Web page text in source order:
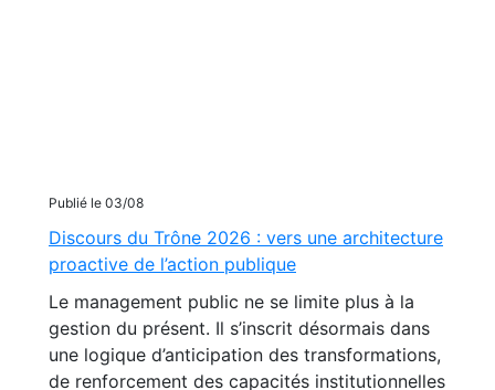
Publié le 03/08
Discours du Trône 2026 : vers une architecture
proactive de l’action publique
Le management public ne se limite plus à la
gestion du présent. Il s’inscrit désormais dans
une logique d’anticipation des transformations,
de renforcement des capacités institutionnelles